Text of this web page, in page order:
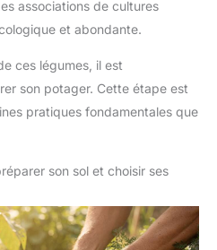
associations de cultures
et abondante.
ces légumes, il est
son potager. Cette étape est
pratiques fondamentales que
son sol et choisir ses